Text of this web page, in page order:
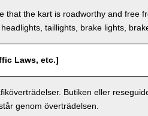
that the kart is roadworthy and free
taillights, brake lights,
Laws, etc.]
Butiken eller
genom överträdelsen.